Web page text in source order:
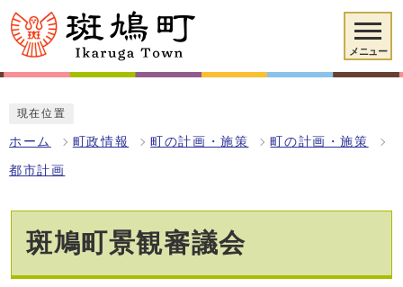
メニュー
現在位置
ホーム 町政情報 町の計画・施策 町の計画・施策
都市計画
斑鳩町景観審議会